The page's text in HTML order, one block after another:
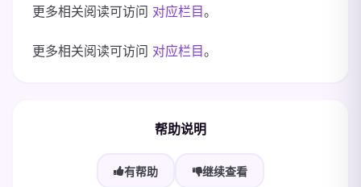
更多相关阅读可访问 对应栏目。
更多相关阅读可访问 对应栏目。
帮助说明
有帮助 继续查看